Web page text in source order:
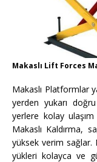
Makaslı Lift Forces
Makaslı Platformlar
yerden yukarı
yerlere kolay
Makaslı Kaldırma,
yüksek verim sağlar.
yükleri kolayca ve